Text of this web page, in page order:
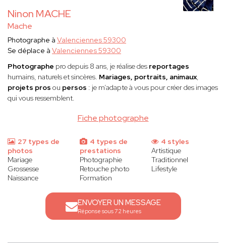
Ninon MACHE
Mache
Fiche photographe
Photographe à Valenciennes 59300
Se déplace à Valenciennes 59300
Photographe pro depuis 8 ans, je réalise des reportages
humains, naturels et sincères. Mariages, portraits, animaux,
projets pros ou persos : je m’adapte à vous pour créer des images
qui vous ressemblent.
27 types de
photos
Mariage
Grossesse
Naissance
4 types de
prestations
Photographie
Retouche photo
Formation
4 styles
Artistique
Traditionnel
Lifestyle
ENVOYER UN MESSAGE
Réponse sous 72 heures